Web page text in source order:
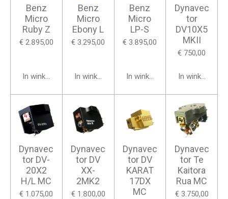
Benz
Micro
Ruby Z
€ 2.895,00
In winkelwagen
Benz
Micro
Ebony L
€ 3.295,00
In winkelwagen
Benz
Micro
LP-S
€ 3.895,00
In winkelwagen
Dynavec
tor
DV10X5
MKII
€ 750,00
In winkelwagen
Dynavec
tor DV-
20X2
H/L MC
€ 1.075,00
Dynavec
tor DV
XX-
2MK2
€ 1.800,00
Dynavec
tor DV
KARAT
17DX
MC
Dynavec
tor Te
Kaitora
Rua MC
€ 3.750,00